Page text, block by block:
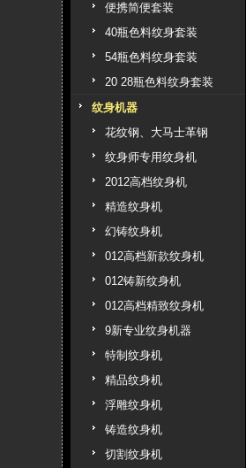
便携简便套装
40瓶色料纹身套装
54瓶色料纹身套装
20 28瓶色料纹身套装
纹身机器
花纹钢、大马士革钢
纹身师专用纹身机
2012高档纹身机
精造纹身机
幻铸纹身机
012高档新款纹身机
012铸新纹身机
012高档精致纹身机
9新专业纹身机器
特制纹身机
精品纹身机
浮雕纹身机
铸造纹身机
切割纹身机